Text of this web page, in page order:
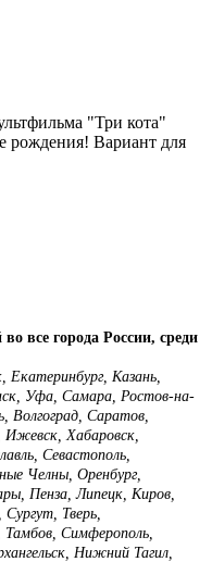
"Три кота"
рождения! Вариант для
все города России, среди
Казань,
Уфа, Самара, Ростов-на-
Саратов,
Хабаровск,
Севастополь,
Челны, Оренбург,
Пенза, Липецк, Киров,
Тверь,
Симферополь,
Нижний Тагил,